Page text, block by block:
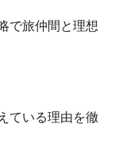
で旅仲間と理想
ている理由を徹